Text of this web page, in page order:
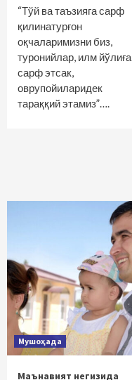
“Тўй ва таъзияга сарф
қилинатурғон
оқчаларимизни биз,
туронийлар, илм йўлиға
сарф этсак,
оврупойиларидек
тараққий этамиз”….
Мушоҳада
Маънавият негизида